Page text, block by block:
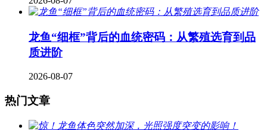
龙鱼“细框”背后的血统密码：从繁殖选育到品
质进阶
2026-08-07
热门文章